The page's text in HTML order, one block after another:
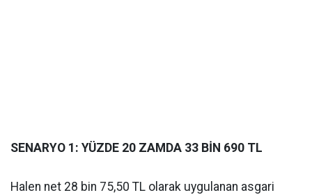
SENARYO 1: YÜZDE 20 ZAMDA 33 BİN 690 TL
Halen net 28 bin 75,50 TL olarak uygulanan asgari